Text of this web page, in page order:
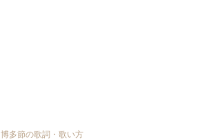
博多節の歌詞・歌い方